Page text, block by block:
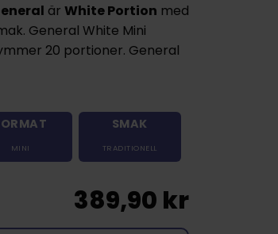
är White Portion med
General White Mini
20 portioner. General
MINI
SMAK
TRADITIONELL
389,90 kr